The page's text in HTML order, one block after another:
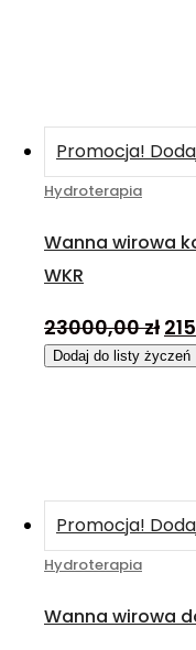
Promocja!
Hydroterapia
Wanna wirowa
WKR
23000,00zł
Dodaj do listy życzeń
Promocja!
Hydroterapia
Wanna wirowa